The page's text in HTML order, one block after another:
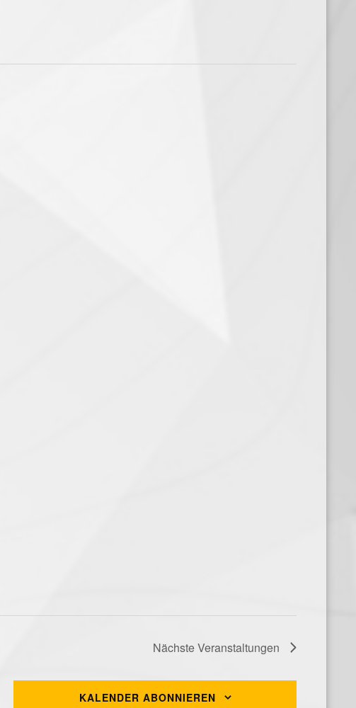
NächsteVeranstaltungen
KALENDER ABONNIEREN